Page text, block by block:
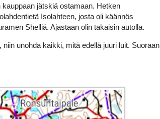
jätskiä ostamaan. Hetken
Isolahteen, josta oli käännös
Shelliä. Ajastaan olin takaisin autolla.
unohda kaikki, mitä edellä juuri luit. Suoraan